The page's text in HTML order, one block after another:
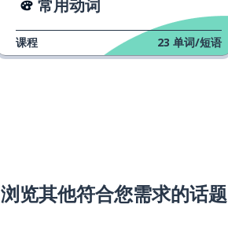
常用动词
课程 23 单词/短语
浏览其他符合您需求的话题